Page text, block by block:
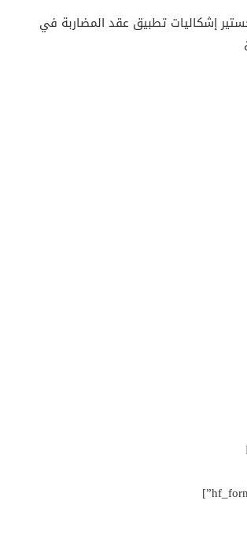
إشكاليات تطبيق عقد المضاربة في